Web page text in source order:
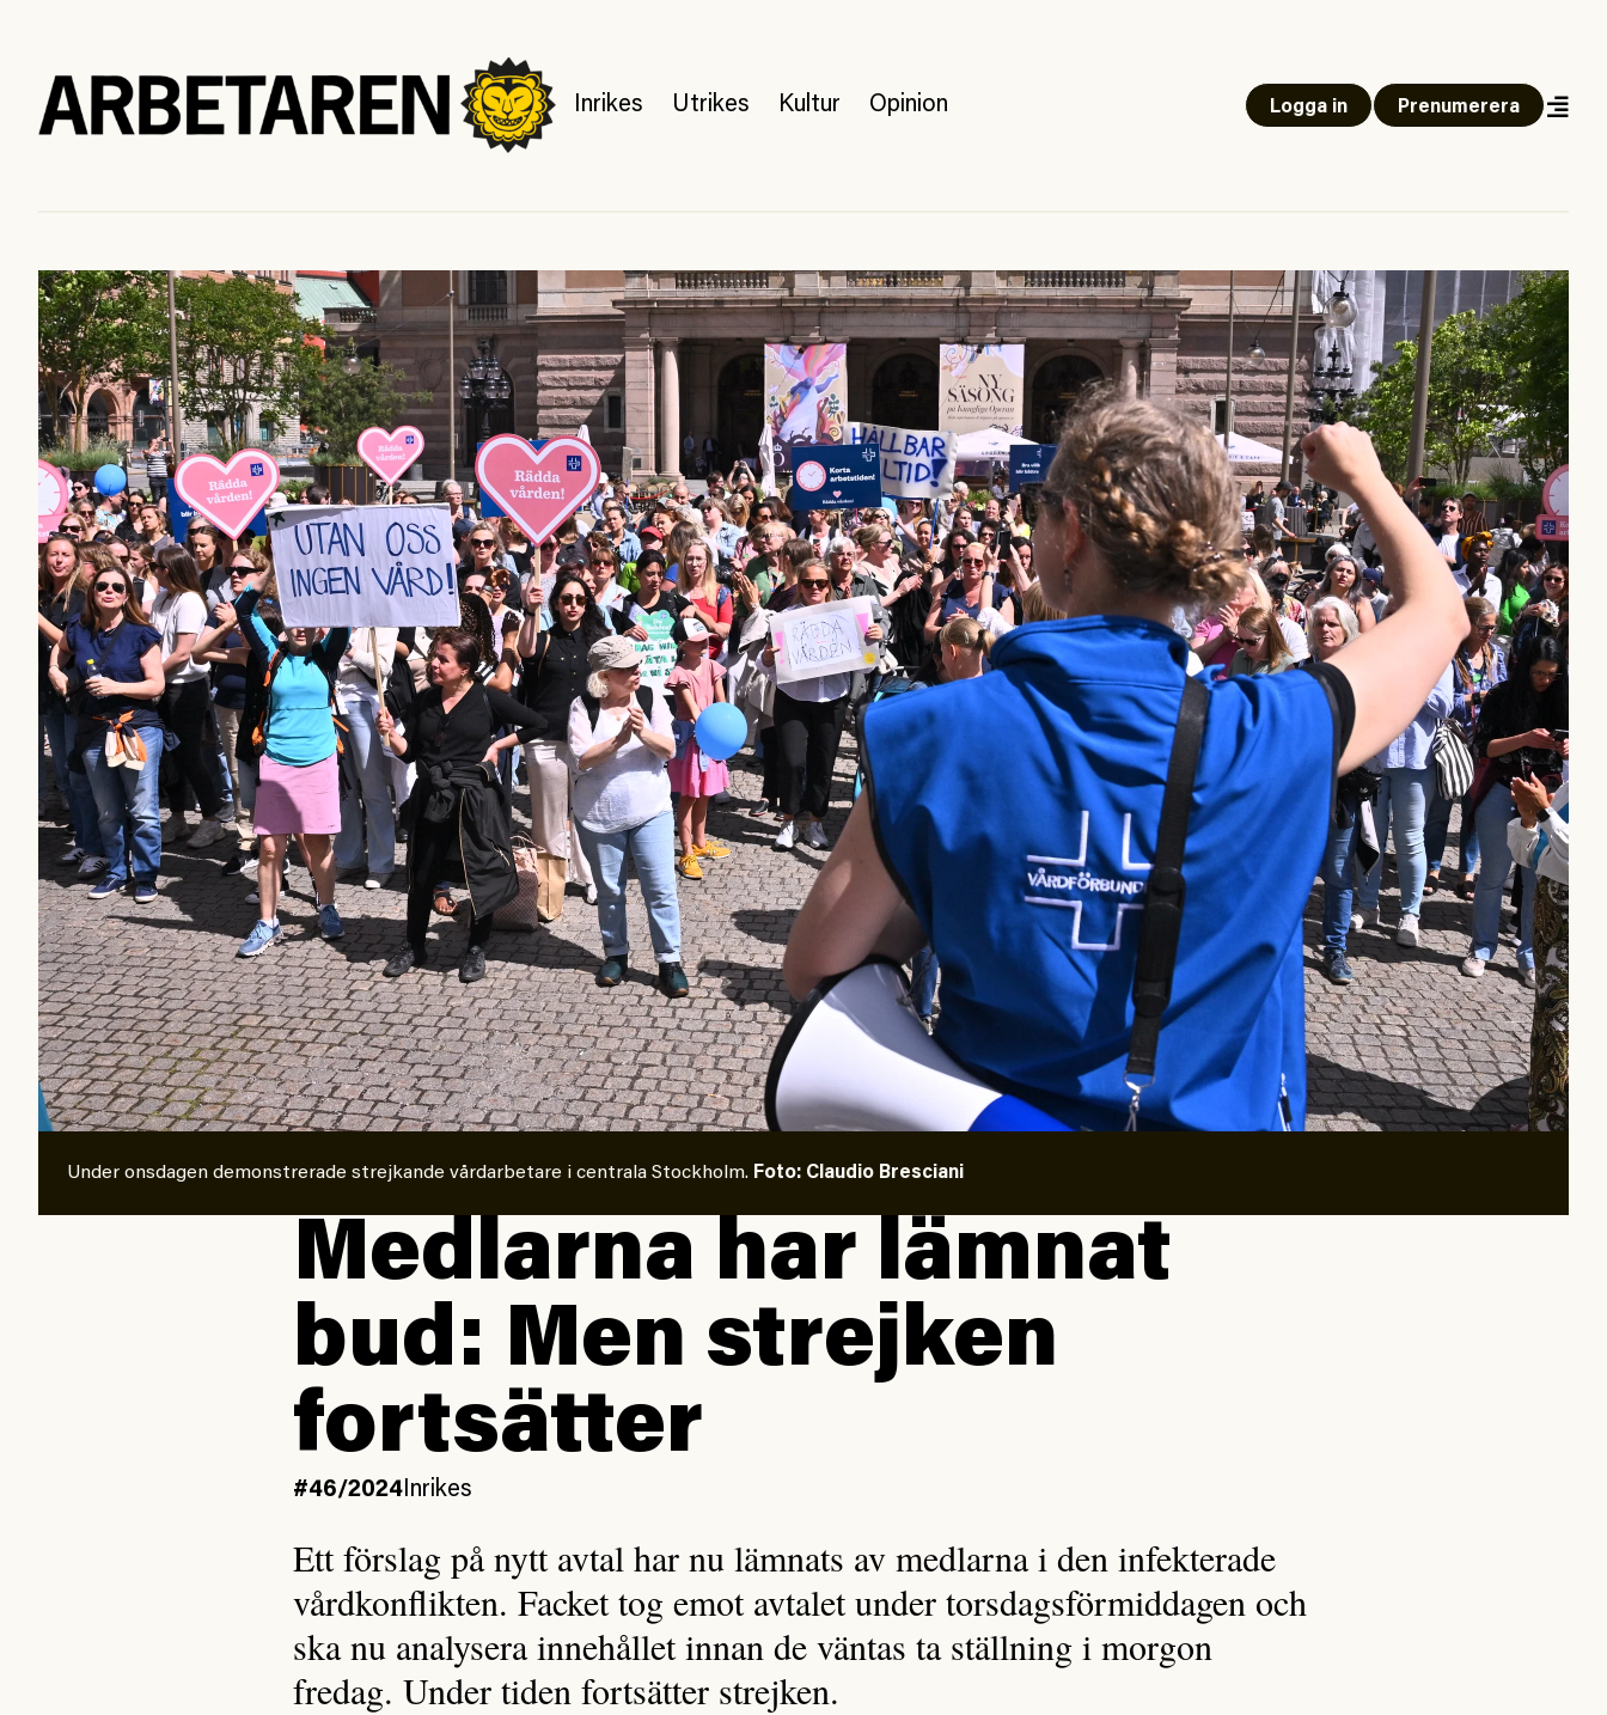
Inrikes Utrikes Kultur Opinion Logga in Prenumerera
Under onsdagen demonstrerade strejkande vårdarbetare i centrala Stockholm. Foto: Claudio Bresciani
Medlarna har lämnat
bud: Men strejken
fortsätter
#46/2024Inrikes
Ett förslag på nytt avtal har nu lämnats av medlarna i den infekterade
vårdkonflikten. Facket tog emot avtalet under torsdagsförmiddagen och
ska nu analysera innehållet innan de väntas ta ställning i morgon
fredag. Under tiden fortsätter strejken.